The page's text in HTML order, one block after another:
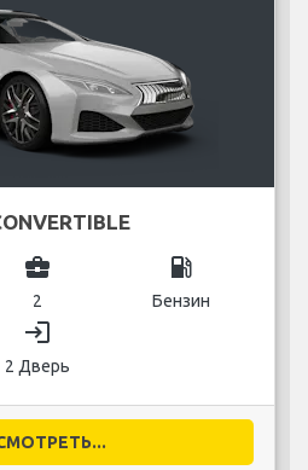
business_center
2
local_gas_station
Бензин
login
2 Дверь